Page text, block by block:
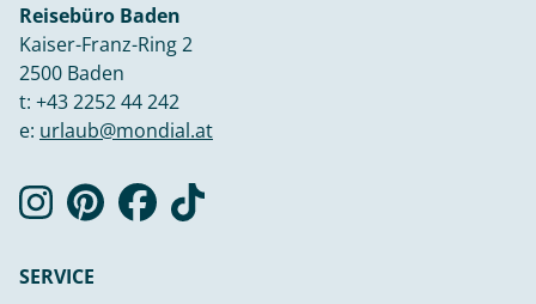
Reisebüro Baden
Kaiser-Franz-Ring 2
2500 Baden
t: +43 2252 44 242
e: urlaub@mondial.at
SERVICE